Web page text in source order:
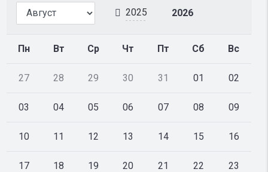
2025 2026
Пн Вт Ср Чт Пт Сб Вс
27 28 29 30 31 01 02
03 04 05 06 07 08 09
10 11 12 13 14 15 16
17 18 19 20 21 22 23